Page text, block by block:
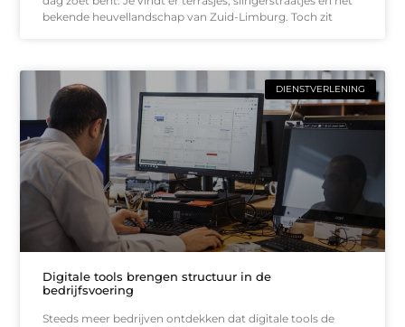
bekende heuvellandschap van Zuid-Limburg. Toch zit
DIENSTVERLENING
Digitale tools brengen structuur in de
bedrijfsvoering
Steeds meer bedrijven ontdekken dat digitale tools de